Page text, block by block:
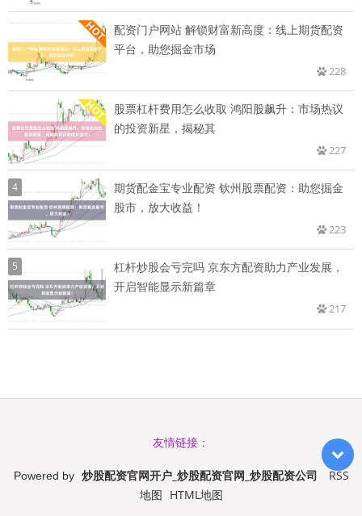
配资门户网站 解锁财富新高度：线上期货配资
平台，助您掘金市场
228
股票杠杆费用怎么收取 鸿阳股飙升：市场热议
的投资新星，揭秘其
227
4
期货配金宝专业配资 钦州股票配资：助您掘金
股市，放大收益！
223
5
杠杆炒股会亏完吗 京东方配资助力产业发展，
开启智能显示新篇章
217
友情链接：
Powered by 炒股配资官网开户_炒股配资官网_炒股配资公司
RSS
地图 HTML地图